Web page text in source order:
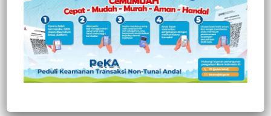
Post Views: 323